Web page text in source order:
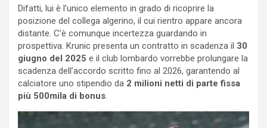
Difatti, lui è l’unico elemento in grado di ricoprire la
posizione del collega algerino, il cui rientro appare ancora
distante. C’è comunque incertezza guardando in
prospettiva. Krunic presenta un contratto in scadenza il 30
giugno del 2025 e il club lombardo vorrebbe prolungare la
scadenza dell’accordo scritto fino al 2026, garantendo al
calciatore uno stipendio da 2 milioni netti di parte fissa
più 500mila di bonus.